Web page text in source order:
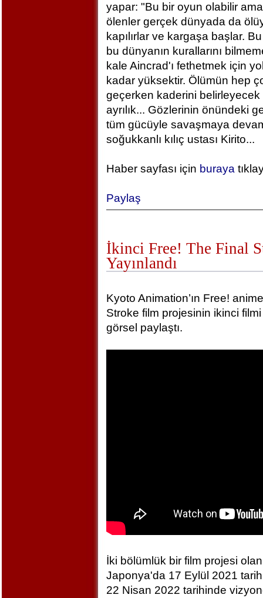
yapar: "Bu bir oyun olabilir
ölenler gerçek dünyada da
kapılırlar ve kargaşa başlar.
bu dünyanın kurallarını
kale Aincrad'ı fethetmek için
kadar yüksektir. Ölümün hep
geçerken kaderini belirleyecek
ayrılık... Gözlerinin önündeki
tüm gücüyle savaşmaya
soğukkanlı kılıç ustası Kirito...
Haber sayfası için buraya
Paylaş
İkinci Free! The Final
Yayınlandı
Kyoto Animation’ın Free!
Stroke film projesinin ikinci
görsel paylaştı.
İki bölümlük bir film projesi
Japonya'da 17 Eylül 2021
22 Nisan 2022 tarihinde